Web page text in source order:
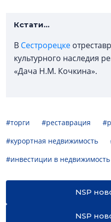
Кстати...
В Сестрорецке
культурного наследия
«Дача Н.М. Кочкина».
#торги #реставрация
#курортная недвижимость
#инвестиции в недвижимость
NSP
NSP